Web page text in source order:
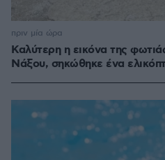
Καλύτερη η εικόνα της
Νάξου, σηκώθηκε ένα
πριν μία ώρα